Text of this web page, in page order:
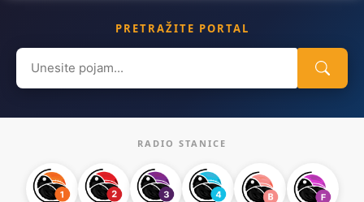
PRETRAŽITE PORTAL
Search
for:
RADIO STANICE